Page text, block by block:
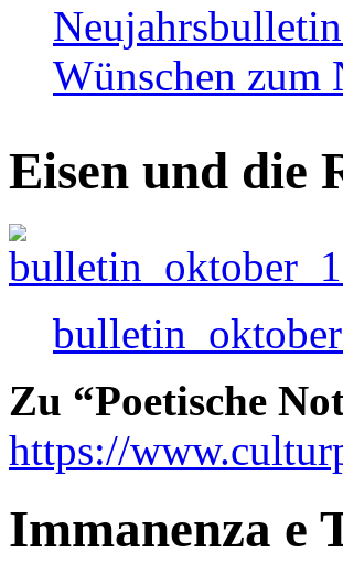
Wünschen zum
Eisen und die
Zu “Poetische
https://
Immanenza e